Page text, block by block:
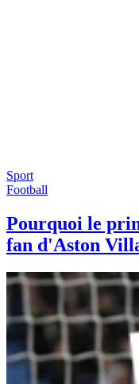
Sport
Football
Pourquoi le
fan d'Aston